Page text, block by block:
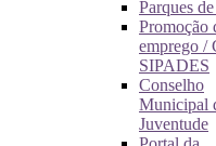
Parques
Promoção
emprego /
SIPADES
Conselho
Municipal
Juventude